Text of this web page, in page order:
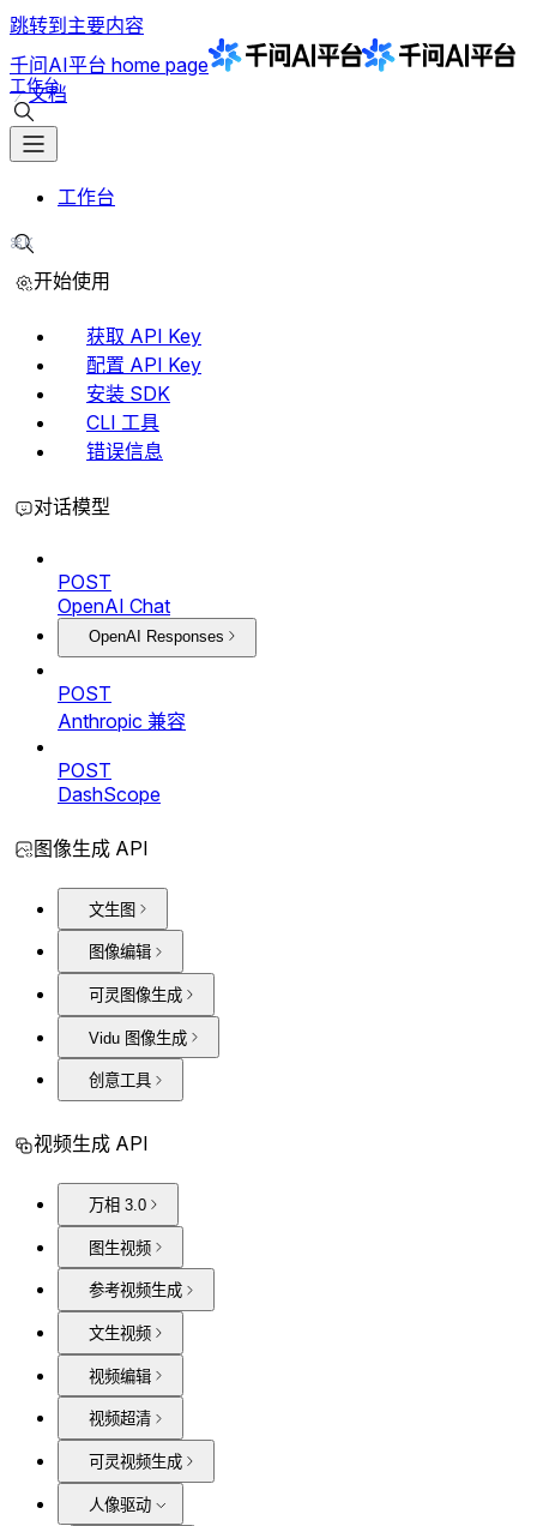
跳转到主要内容
千问AI平台 home page
文档
工作台
工作台
⌘K
开始使用
获取 API Key
配置 API Key
安装 SDK
CLI 工具
错误信息
对话模型
POST
OpenAI Chat
OpenAI Responses
POST
Anthropic 兼容
POST
DashScope
图像生成 API
文生图
图像编辑
可灵图像生成
Vidu 图像生成
创意工具
视频生成 API
万相 3.0
图生视频
参考视频生成
文生视频
视频编辑
视频超清
可灵视频生成
人像驱动